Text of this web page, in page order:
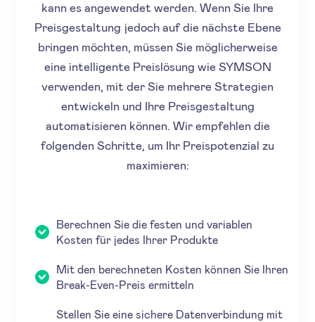
kann es angewendet werden. Wenn Sie Ihre
Preisgestaltung jedoch auf die nächste Ebene
bringen möchten, müssen Sie möglicherweise
eine intelligente Preislösung wie SYMSON
verwenden, mit der Sie mehrere Strategien
entwickeln und Ihre Preisgestaltung
automatisieren können. Wir empfehlen die
folgenden Schritte, um Ihr Preispotenzial zu
maximieren:
Berechnen Sie die festen und variablen
Kosten für jedes Ihrer Produkte
Mit den berechneten Kosten können Sie Ihren
Break-Even-Preis ermitteln
Stellen Sie eine sichere Datenverbindung mit